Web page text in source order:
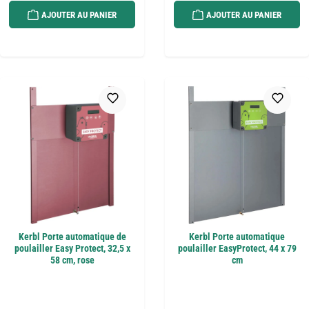
AJOUTER AU PANIER AJOUTER AU PANIER
Kerbl Porte automatique de
poulailler Easy Protect, 32,5 x
58 cm, rose
Kerbl Porte automatique
poulailler EasyProtect, 44 x 79
cm